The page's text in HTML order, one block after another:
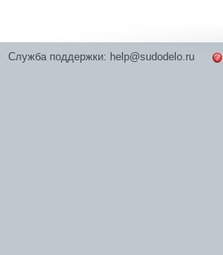
Служба поддержки: help@sudodelo.ru